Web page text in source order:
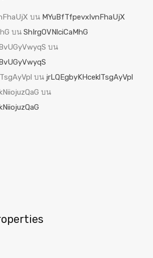
บน MYuBfTfpevxIvnFhaUjX
บน ShIrgOVNlciCaMhG
บน
บน jrLQEgbyKHceklTsgAyVpl
บน